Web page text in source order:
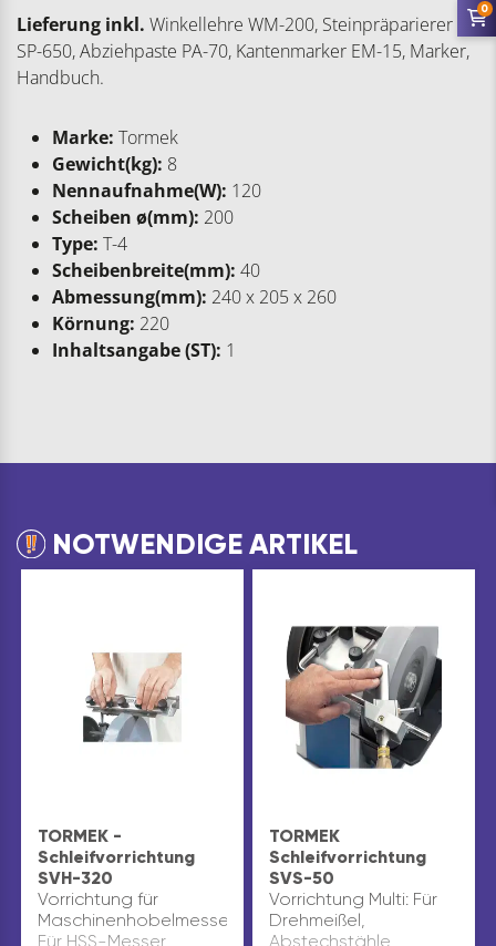
Lieferung inkl. Winkellehre WM-200, Steinpräparierer
SP-650, Abziehpaste PA-70, Kantenmarker EM-15, Marker,
Handbuch.
Marke: Tormek
Gewicht(kg): 8
Nennaufnahme(W): 120
Scheiben ø(mm): 200
Type: T-4
Scheibenbreite(mm): 40
Abmessung(mm): 240 x 205 x 260
Körnung: 220
Inhaltsangabe (ST): 1
NOTWENDIGE ARTIKEL
TORMEK -
Schleifvorrichtung
SVH-320
Vorrichtung für
Maschinenhobelmesser.
Für HSS-Messer
TORMEK
Schleifvorrichtung
SVS-50
Vorrichtung Multi: Für
Drehmeißel,
Abstechstähle,
0